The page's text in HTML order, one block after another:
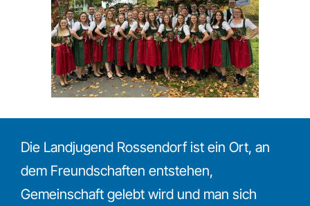
Die Landjugend Rossendorf ist ein Ort, an
dem Freundschaften entstehen,
Gemeinschaft gelebt wird und man sich